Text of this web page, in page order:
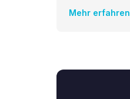
Mehr erfahren